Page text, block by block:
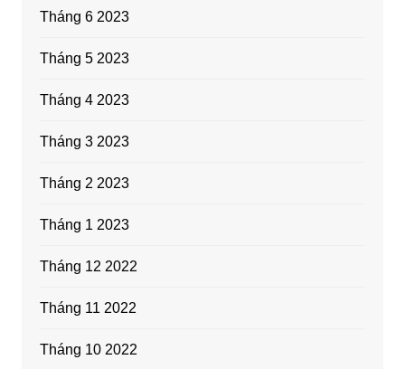
Tháng 6 2023
Tháng 5 2023
Tháng 4 2023
Tháng 3 2023
Tháng 2 2023
Tháng 1 2023
Tháng 12 2022
Tháng 11 2022
Tháng 10 2022